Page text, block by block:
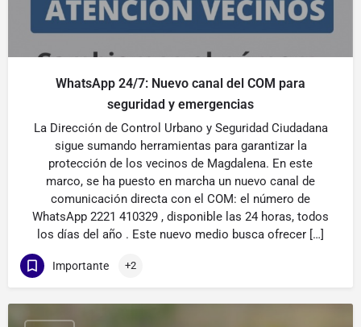
WhatsApp 24/7: Nuevo canal del COM para
seguridad y emergencias
La Dirección de Control Urbano y Seguridad Ciudadana
sigue sumando herramientas para garantizar la
protección de los vecinos de Magdalena. En este
marco, se ha puesto en marcha un nuevo canal de
comunicación directa con el COM: el número de
WhatsApp 2221 410329 , disponible las 24 horas, todos
los días del año . Este nuevo medio busca ofrecer […]
Importante +2